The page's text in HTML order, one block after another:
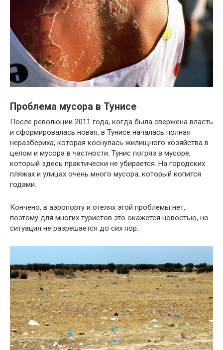
Проблема мусора в Тунисе
После революции 2011 года, когда была свержена власть
и сформировалась новая, в Тунисе началась полная
неразбериха, которая коснулась жилищного хозяйства в
целом и мусора в частности. Тунис погряз в мусоре,
который здесь практически не убирается. На городских
пляжах и улицах очень много мусора, который копится
годами.
Кончено, в аэропорту и отелях этой проблемы нет,
поэтому для многих туристов это окажется новостью, но
ситуация не разрешается до сих пор.